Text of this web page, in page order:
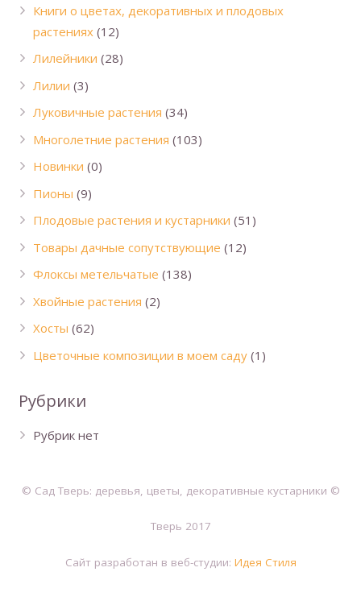
Книги о цветах, декоративных и плодовых
растениях (12)
Лилейники (28)
Лилии (3)
Луковичные растения (34)
Многолетние растения (103)
Новинки (0)
Пионы (9)
Плодовые растения и кустарники (51)
Товары дачные сопутствующие (12)
Флоксы метельчатые (138)
Хвойные растения (2)
Хосты (62)
Цветочные композиции в моем саду (1)
Рубрики
Рубрик нет
© Сад Тверь: деревья, цветы, декоративные кустарники ©
Тверь 2017
Сайт разработан в веб-студии: Идея Стиля